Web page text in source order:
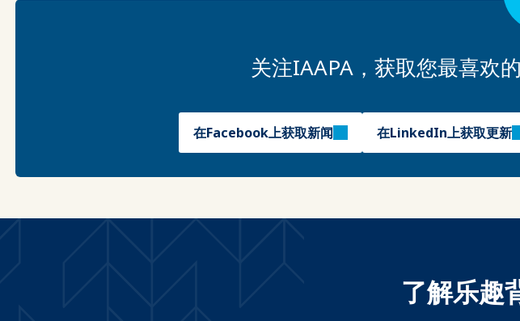
关注IAAPA，获取您最喜欢
在Facebook上获取新闻 在LinkedIn上获取更新
了解乐趣